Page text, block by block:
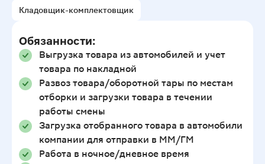
Кладовщик-комплектовщик
Обязанности:
Выгрузка товара из автомобилей и учет
товара по накладной
Развоз товара/оборотной тары по местам
отборки и загрузки товара в течении
работы смены
Загрузка отобранного товара в автомобили
компании для отправки в ММ/ГМ
Работа в ночное/дневное время